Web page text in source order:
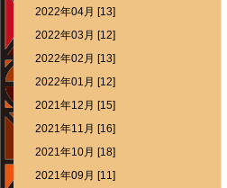
2022年04月 [13]
2022年03月 [12]
2022年02月 [13]
2022年01月 [12]
2021年12月 [15]
2021年11月 [16]
2021年10月 [18]
2021年09月 [11]